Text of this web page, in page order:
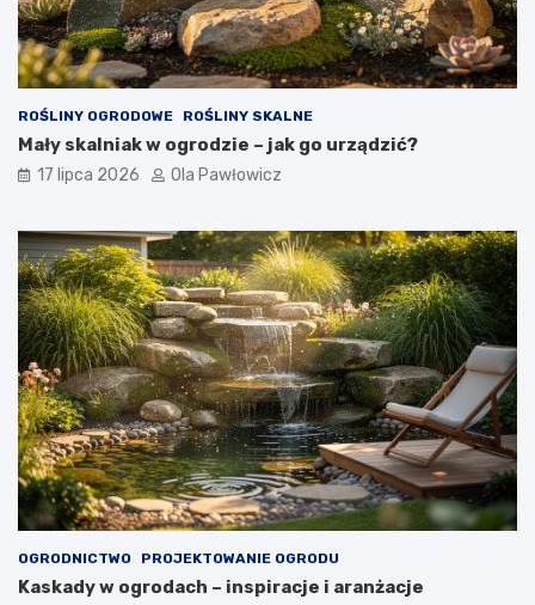
ROŚLINY OGRODOWE ROŚLINY SKALNE
Mały skalniak w ogrodzie – jak go urządzić?
17 lipca 2026 Ola Pawłowicz
OGRODNICTWO PROJEKTOWANIE OGRODU
Kaskady w ogrodach – inspiracje i aranżacje